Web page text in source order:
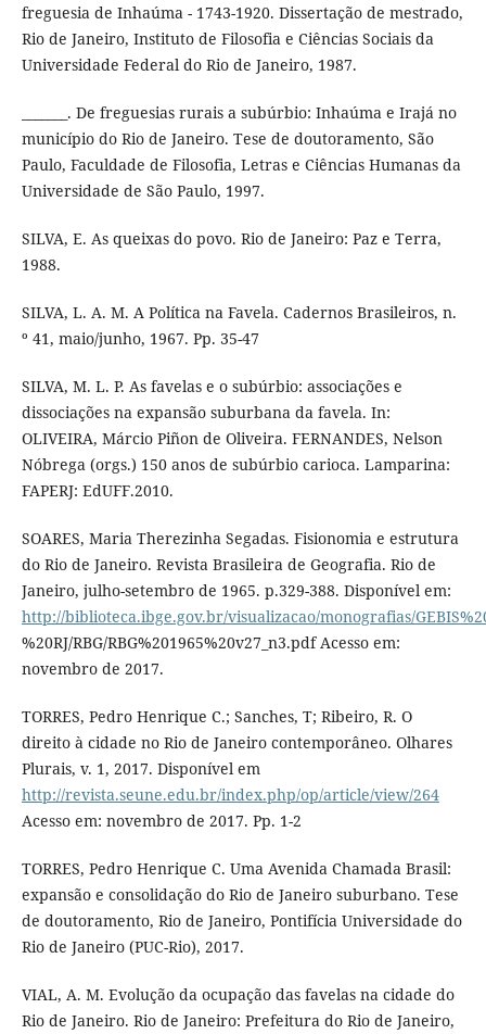
freguesia de Inhaúma - 1743-1920. Dissertação de mestrado,
Rio de Janeiro, Instituto de Filosofia e Ciências Sociais da
Universidade Federal do Rio de Janeiro, 1987.
_______. De freguesias rurais a subúrbio: Inhaúma e Irajá no
município do Rio de Janeiro. Tese de doutoramento, São
Paulo, Faculdade de Filosofia, Letras e Ciências Humanas da
Universidade de São Paulo, 1997.
SILVA, E. As queixas do povo. Rio de Janeiro: Paz e Terra,
1988.
SILVA, L. A. M. A Política na Favela. Cadernos Brasileiros, n.
º 41, maio/junho, 1967. Pp. 35-47
SILVA, M. L. P. As favelas e o subúrbio: associações e
dissociações na expansão suburbana da favela. In:
OLIVEIRA, Márcio Piñon de Oliveira. FERNANDES, Nelson
Nóbrega (orgs.) 150 anos de subúrbio carioca. Lamparina:
FAPERJ: EdUFF.2010.
SOARES, Maria Therezinha Segadas. Fisionomia e estrutura
do Rio de Janeiro. Revista Brasileira de Geografia. Rio de
Janeiro, julho-setembro de 1965. p.329-388. Disponível em:
http://biblioteca.ibge.gov.br/visualizacao/monografias/
%20RJ/RBG/RBG%201965%20v27_n3.pdf Acesso em:
novembro de 2017.
TORRES, Pedro Henrique C.; Sanches, T; Ribeiro, R. O
direito à cidade no Rio de Janeiro contemporâneo. Olhares
Plurais, v. 1, 2017. Disponível em
http://revista.seune.edu.br/index.php/op/article/view/264
Acesso em: novembro de 2017. Pp. 1-2
TORRES, Pedro Henrique C. Uma Avenida Chamada Brasil:
expansão e consolidação do Rio de Janeiro suburbano. Tese
de doutoramento, Rio de Janeiro, Pontifícia Universidade do
Rio de Janeiro (PUC-Rio), 2017.
VIAL, A. M. Evolução da ocupação das favelas na cidade do
Rio de Janeiro. Rio de Janeiro: Prefeitura do Rio de Janeiro,